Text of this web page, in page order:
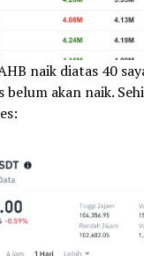
naik diatas 40
belum akan naik.